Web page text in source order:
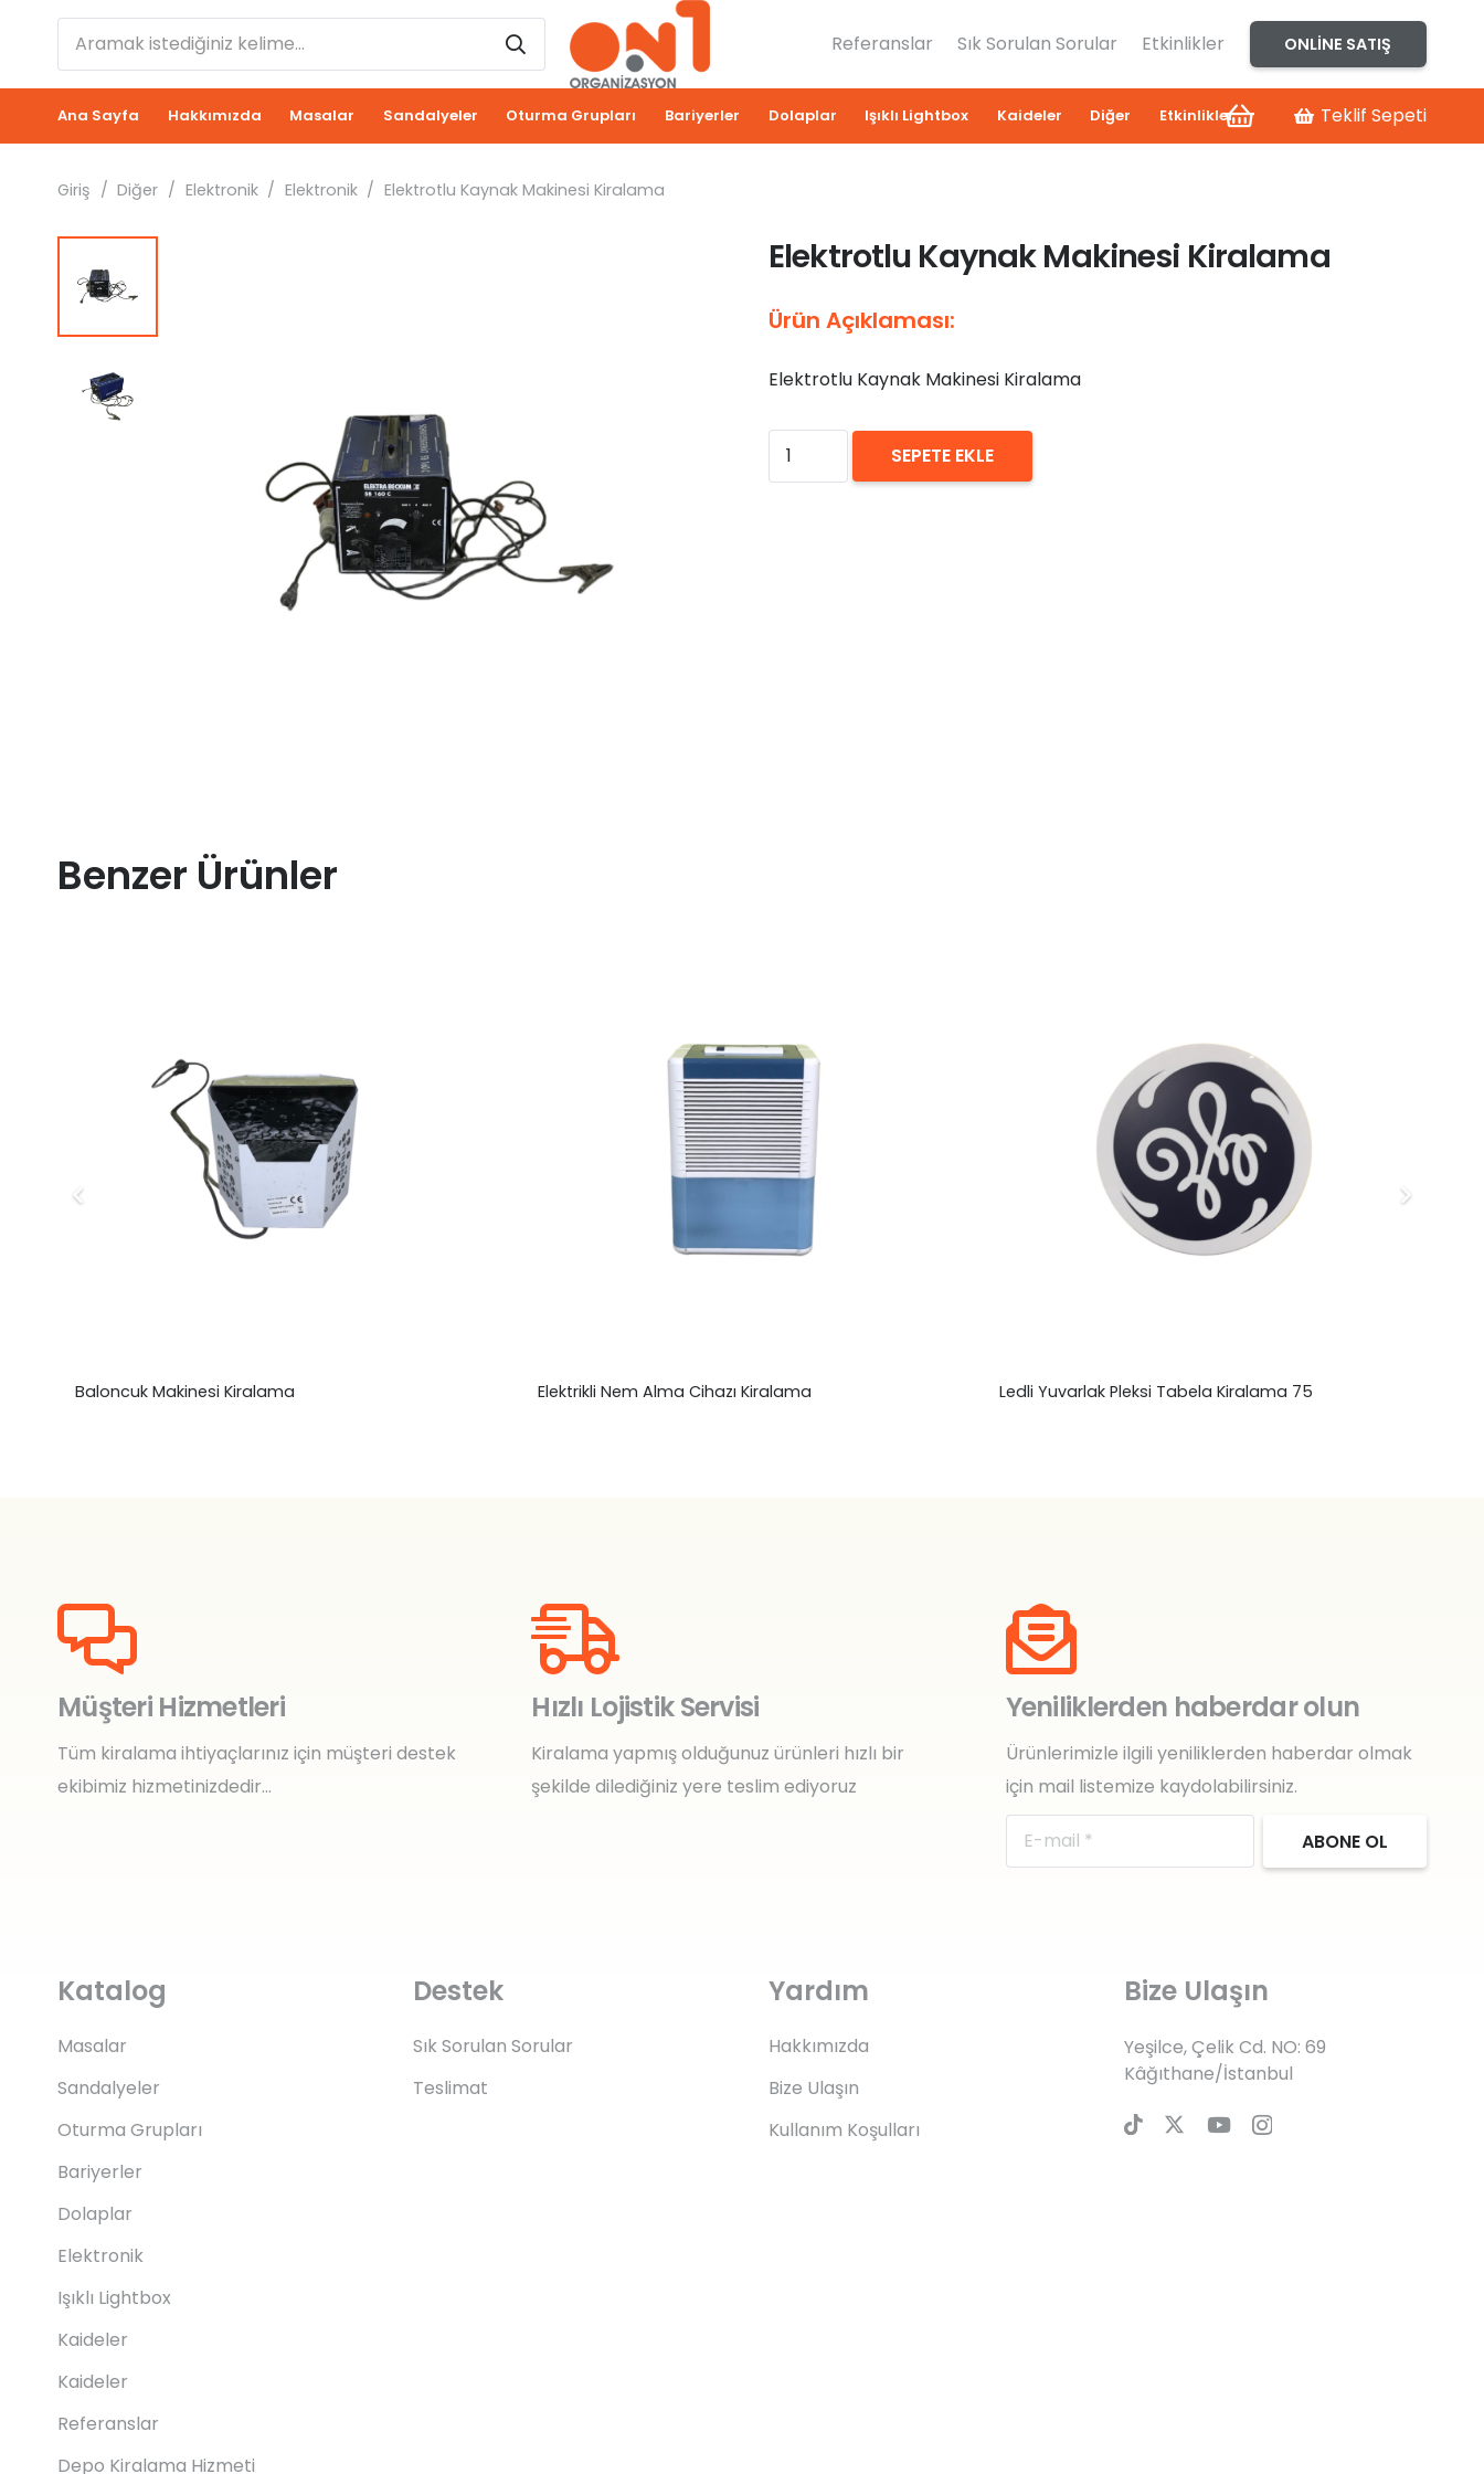
Referanslar Sık Sorulan Sorular Etkinlikler ONLINE SATIŞ
Ana Sayfa Hakkımızda Masalar Sandalyeler Oturma Grupları Bariyerler Dolaplar Işıklı Lightbox Kaideler Diğer Etkinlikler Teklif Sepeti
Giriş / Diğer / Elektronik / Elektronik / Elektrotlu Kaynak Makinesi Kiralama
Elektrotlu Kaynak Makinesi Kiralama
Ürün Açıklaması:
Elektrotlu Kaynak Makinesi Kiralama
Elektrotlu
Kaynak
SEPETE EKLE
Benzer Ürünler
Baloncuk Makinesi Kiralama Elektrikli Nem Alma Cihazı Kiralama Ledli Yuvarlak Pleksi Tabela Kiralama 75
Müşteri Hizmetleri
Tüm kiralama ihtiyaçlarınız için müşteri destek
ekibimiz hizmetinizdedir…
Hızlı Lojistik Servisi
Kiralama yapmış olduğunuz ürünleri hızlı bir
şekilde dilediğiniz yere teslim ediyoruz
Yeniliklerden haberdar olun
Ürünlerimizle ilgili yeniliklerden haberdar olmak
için mail listemize kaydolabilirsiniz.
ABONE OL
Katalog
Masalar
Sandalyeler
Oturma Grupları
Bariyerler
Dolaplar
Elektronik
Işıklı Lightbox
Kaideler
Kaideler
Referanslar
Depo Kiralama Hizmeti
Destek
Sık Sorulan Sorular
Teslimat
Yardım
Hakkımızda
Bize Ulaşın
Kullanım Koşulları
Bize Ulaşın
Yeşilce, Çelik Cd. NO: 69
Kâğıthane/İstanbul